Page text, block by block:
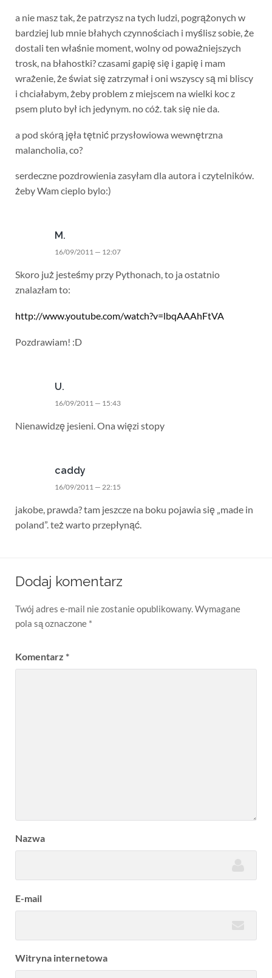
a nie masz tak, że patrzysz na tych ludzi, pogrążonych w
bardziej lub mnie błahych czynnościach i myślisz sobie, że
dostali ten właśnie moment, wolny od poważniejszych
trosk, na błahostki? czasami gapię się i gapię i mam
wrażenie, że świat się zatrzymał i oni wszyscy są mi bliscy
i chciałabym, żeby problem z miejscem na wielki koc z
psem pluto był ich jedynym. no cóż. tak się nie da.
a pod skórą jęła tętnić przysłowiowa wewnętrzna
malancholia, co?
serdeczne pozdrowienia zasyłam dla autora i czytelników.
żeby Wam cieplo bylo:)
M.
16/09/2011 — 12:07
Skoro już jesteśmy przy Pythonach, to ja ostatnio
znalazłam to:
http://www.youtube.com/watch?v=lbqAAAhFtVA
Pozdrawiam! :D
U.
16/09/2011 — 15:43
Nienawidzę jesieni. Ona więzi stopy
caddy
16/09/2011 — 22:15
jakobe, prawda? tam jeszcze na boku pojawia się „made in
poland”. też warto przepłynąć.
Dodaj komentarz
Twój adres e-mail nie zostanie opublikowany.Wymagane
pola są oznaczone *
Komentarz *
Nazwa
E-mail
Witryna internetowa